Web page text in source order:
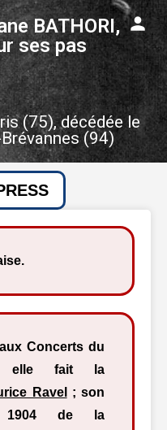
BATHORI,
ses pas
(75), décédée le
(94)
Concerts du
elle fait la
Ravel
; son
1904 de la